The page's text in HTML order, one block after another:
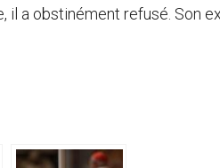
a obstinément refusé. Son